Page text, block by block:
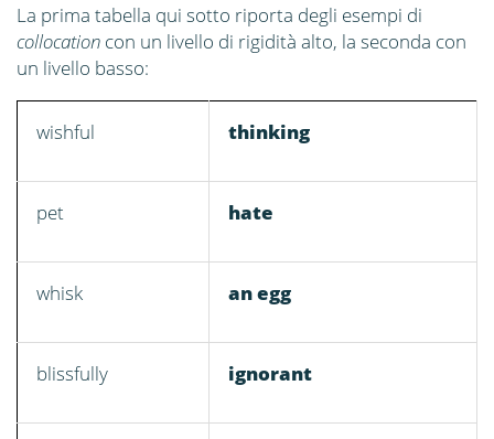
La prima tabella qui sotto riporta degli esempi di
collocation con un livello di rigidità alto, la seconda con
un livello basso:
wishful thinking
pet hate
whisk an egg
blissfully ignorant